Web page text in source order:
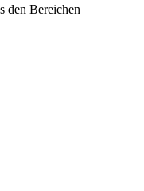
den Bereichen